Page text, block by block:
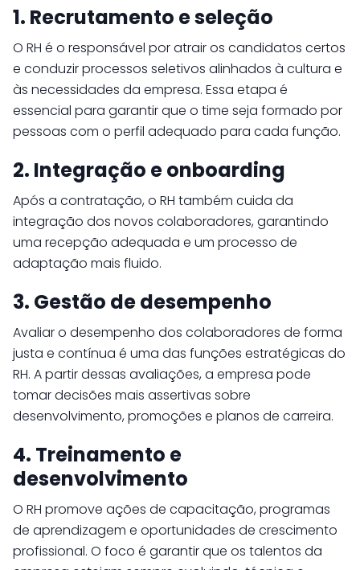
1. Recrutamento e seleção
O RH é o responsável por atrair os candidatos certos
e conduzir processos seletivos alinhados à cultura e
às necessidades da empresa. Essa etapa é
essencial para garantir que o time seja formado por
pessoas com o perfil adequado para cada função.
2. Integração e onboarding
Após a contratação, o RH também cuida da
integração dos novos colaboradores, garantindo
uma recepção adequada e um processo de
adaptação mais fluido.
3. Gestão de desempenho
Avaliar o desempenho dos colaboradores de forma
justa e contínua é uma das funções estratégicas do
RH. A partir dessas avaliações, a empresa pode
tomar decisões mais assertivas sobre
desenvolvimento, promoções e planos de carreira.
4. Treinamento e
desenvolvimento
O RH promove ações de capacitação, programas
de aprendizagem e oportunidades de crescimento
profissional. O foco é garantir que os talentos da